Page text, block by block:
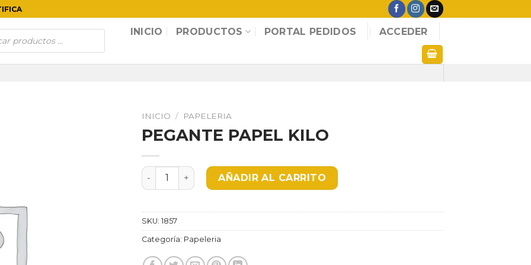
INICIO PRODUCTOS PORTAL PEDIDOS ACCEDER
INICIO / PAPELERIA
PEGANTE PAPEL KILO
PEGANTE PAPEL KILO cantidad
AÑADIR AL CARRITO
SKU: 1857
Categoría: Papeleria